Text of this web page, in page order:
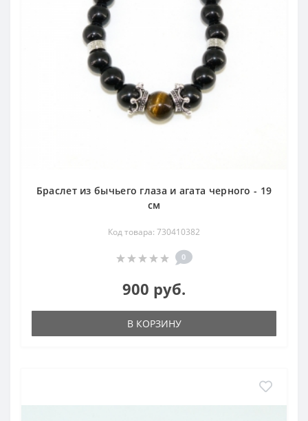
Браслет из бычьего глаза и агата черного - 19
см
Код товара: 730410382
0
900 руб.
В КОРЗИНУ